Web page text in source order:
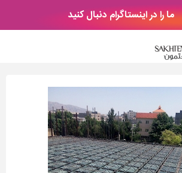
ما را در اینستاگرام دنبال کنید